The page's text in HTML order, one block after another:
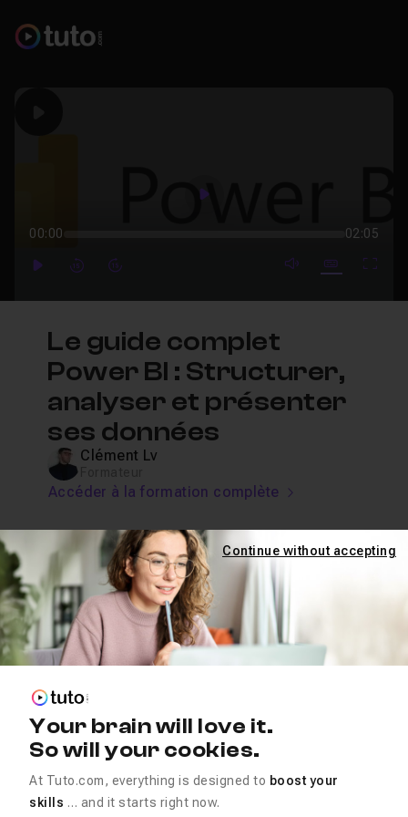
Play
00:00 02:05
PlayForwardForward mute video
Subtitles
Le guide complet
Power BI : Structurer,
analyser et présenter
ses données
Clément Lv
Accéder à la formation complète